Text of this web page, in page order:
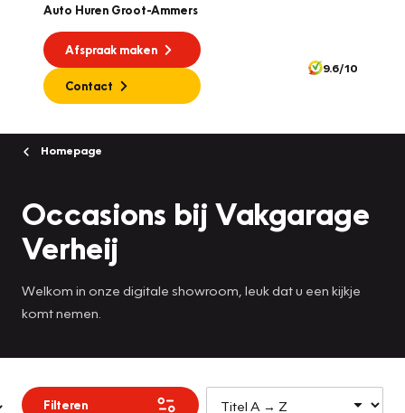
Auto Huren Groot-Ammers
Afspraak maken
Contact
9.6/10
Homepage
Occasions bij Vakgarage
Verheij
Welkom in onze digitale showroom, leuk dat u een kijkje
komt nemen.
Filteren